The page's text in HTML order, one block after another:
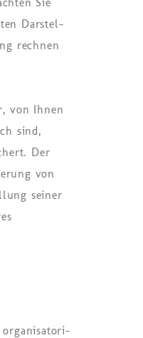
Dar­stel­
rech­nen
von Ihnen
sind,
Der
von
seiner
or­ga­ni­sa­to­ri­